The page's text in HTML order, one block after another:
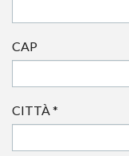
CAP
CITTÀ*